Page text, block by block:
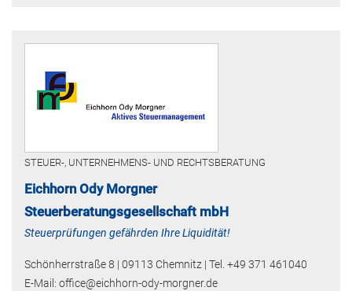
STEUER-, UNTERNEHMENS- UND RECHTSBERATUNG
Eichhorn Ody Morgner
Steuerberatungsgesellschaft mbH
Steuerprüfungen gefährden Ihre Liquidität!
Schönherrstraße 8 | 09113 Chemnitz | Tel. +49 371 461040
E-Mail: office@eichhorn-ody-morgner.de